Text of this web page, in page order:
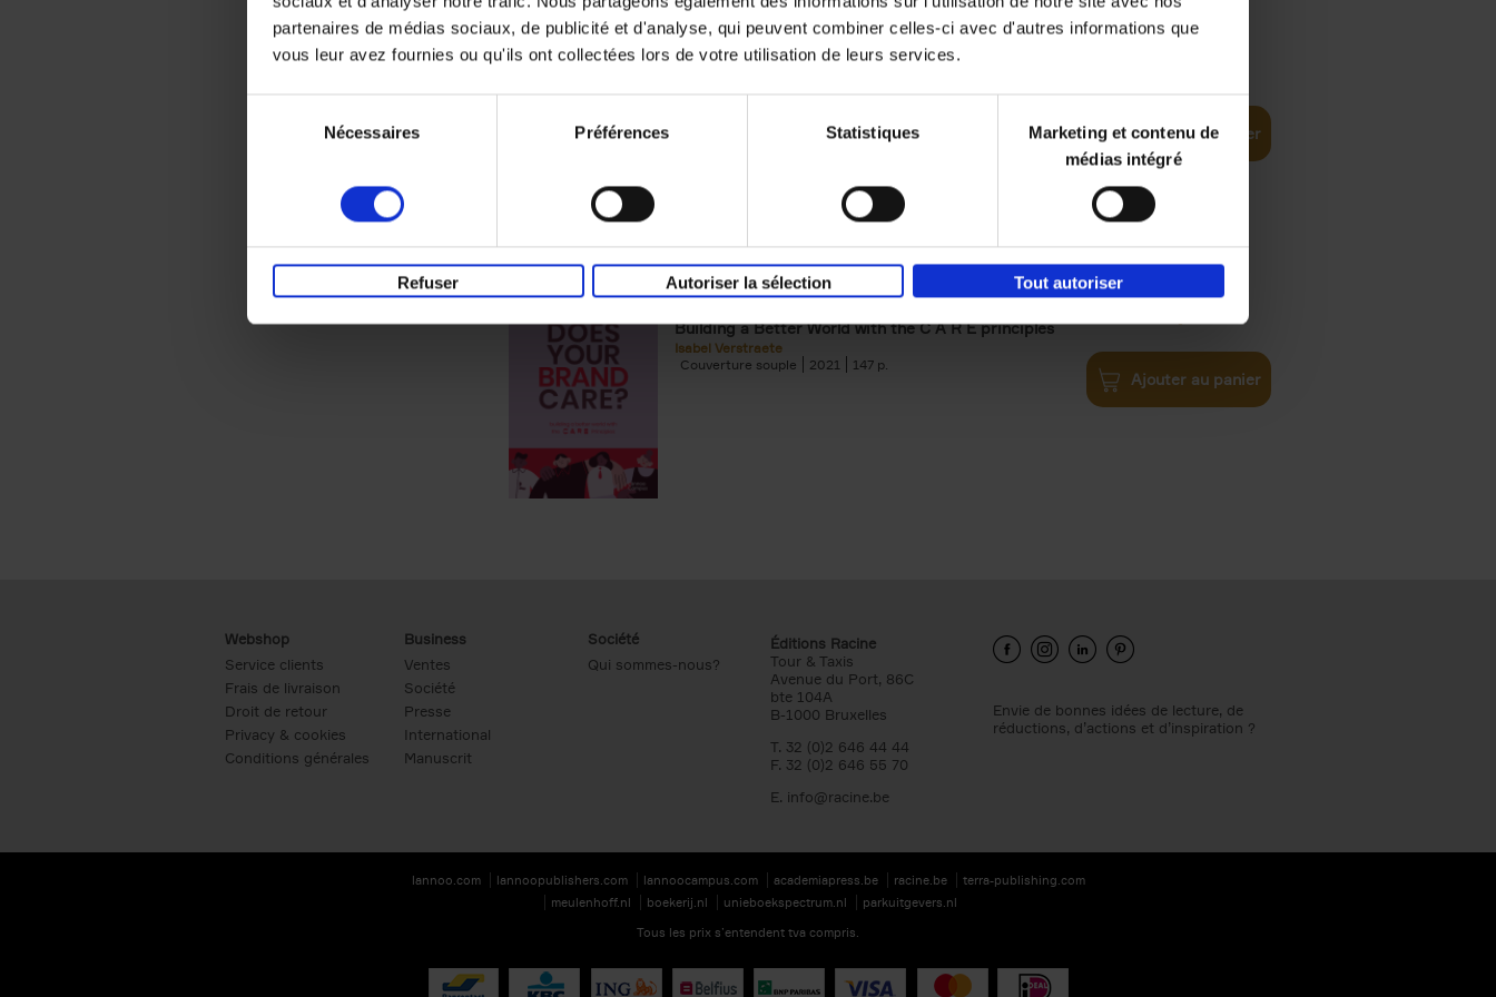
partenaires de médias sociaux, de publicité et d'analyse, qui peuvent combiner celles-ci avec d'autres informations que
vous leur avez fournies ou qu'ils ont collectées lors de votre utilisation de leurs services.
Nécessaires Préférences Statistiques
Marketing et contenu de
médias intégré
Refuser Autoriser la sélection Tout autoriser
Digital marketing like a PRO -
completely revised edition
Ajouter au panier
Does Your Brand Care?
Building a Better World with the C A R E principles
Isabel Verstraete
Couverture souple
2021 147
€34,99
Ajouter au panier
Webshop
Service clients
Frais de livraison
Droit de retour
Privacy & cookies
Conditions générales
Business
Ventes
Société
Presse
International
Manuscrit
Société
Qui sommes-nous?
Éditions Racine
Tour & Taxis
Avenue du Port, 86C
bte 104A
B-1000 Bruxelles
T. 32 (0)2 646 44 44
F. 32 (0)2 646 55 70
E. info@racine.be
Envie de bonnes idées de lecture, de
réductions, d’actions et d’inspiration ?
lannoo.com lannoopublishers.com lannoocampus.com academiapress.be racine.be
terra-publishing.com
meulenhoff.nl
boekerij.nl unieboekspectrum.nl
parkuitgevers.nl
Tous les prix s’entendent tva compris.